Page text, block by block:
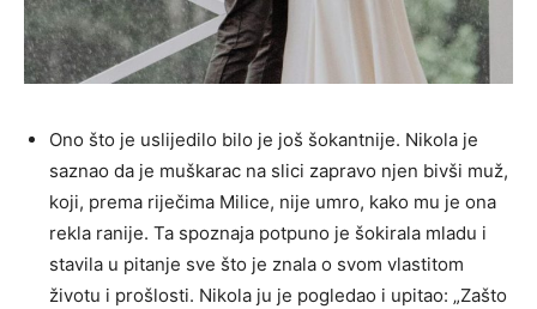
Ono što je uslijedilo bilo je još šokantnije. Nikola je
saznao da je muškarac na slici zapravo njen bivši muž,
koji, prema riječima Milice, nije umro, kako mu je ona
rekla ranije. Ta spoznaja potpuno je šokirala mladu i
stavila u pitanje sve što je znala o svom vlastitom
životu i prošlosti. Nikola ju je pogledao i upitao: „Zašto